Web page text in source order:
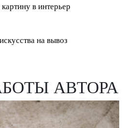
в интерьер
на вывоз
АВТОРА